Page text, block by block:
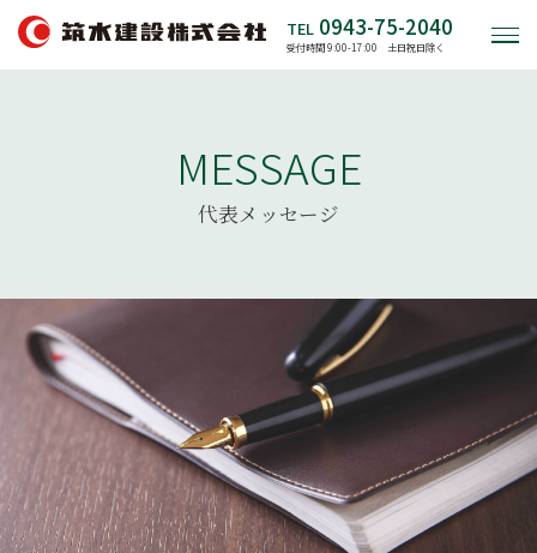
TEL 0943-75-2040
受付時間 9:00-17:00 土日祝日除く
MESSAGE
代表メッセージ